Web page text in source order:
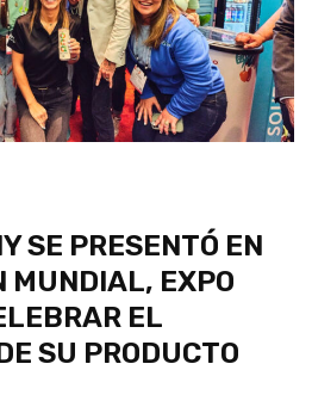
SE PRESENTÓ EN
MUNDIAL, EXPO
EL
SU PRODUCTO